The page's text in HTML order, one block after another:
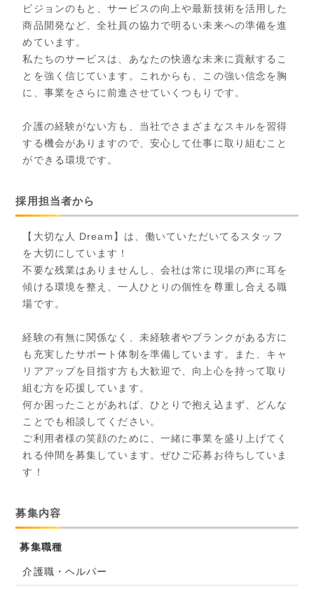
ビジョンのもと、サービスの向上や最新技術を活用した
商品開発など、全社員の協力で明るい未来への準備を進
めています。
私たちのサービスは、あなたの快適な未来に貢献するこ
とを強く信じています。これからも、この強い信念を胸
に、事業をさらに前進させていくつもりです。
介護の経験がない方も、当社でさまざまなスキルを習得
する機会がありますので、安心して仕事に取り組むこと
ができる環境です。
採用担当者から
【大切な人 Dream】は、働いていただいてるスタッフ
を大切にしています！
不要な残業はありませんし、会社は常に現場の声に耳を
傾ける環境を整え、一人ひとりの個性を尊重し合える職
場です。
経験の有無に関係なく、未経験者やブランクがある方に
も充実したサポート体制を準備しています。また、キャ
リアアップを目指す方も大歓迎で、向上心を持って取り
組む方を応援しています。
何か困ったことがあれば、ひとりで抱え込まず、どんな
ことでも相談してください。
ご利用者様の笑顔のために、一緒に事業を盛り上げてく
れる仲間を募集しています。ぜひご応募お待ちしていま
す！
募集内容
募集職種
介護職・ヘルパー